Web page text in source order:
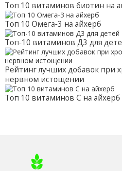
Топ 10 витаминов биотин на
Топ 10 Омега-3 на айхерб
Топ-10 витаминов Д3 для
Рейтинг лучших добавок при
нервном истощении
Топ 10 витаминов С на айхерб